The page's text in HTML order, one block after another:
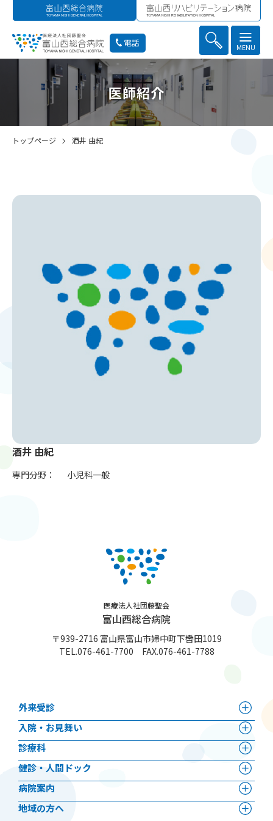
MENU
電話
医師紹介
トップページ 酒井 由紀
酒井 由紀
専門分野： 小児科一般
医療法人社団藤聖会
富山西総合病院
〒939-2716 富山県富山市婦中町下轡田1019
TEL.076-461-7700 FAX.076-461-7788
外来受診
⼊院・お見舞い
診療科
健診・人間ドック
病院案内
地域の方へ